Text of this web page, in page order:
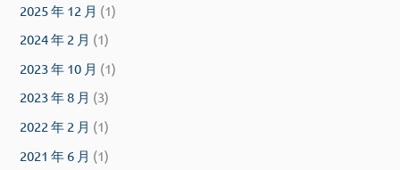
2025 年 12 月 (1)
2024 年 2 月 (1)
2023 年 10 月 (1)
2023 年 8 月 (3)
2022 年 2 月 (1)
2021 年 6 月 (1)